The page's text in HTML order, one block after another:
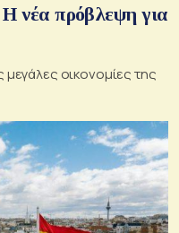
νέα πρόβλεψη για
μεγάλες οικονομίες της